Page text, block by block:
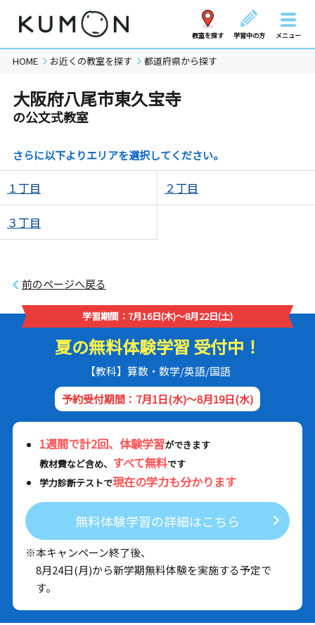
教室を探す 学習中の方 メニュー
HOME お近くの教室を探す 都道府県から探す
大阪府八尾市東久宝寺
の公文式教室
さらに以下よりエリアを選択してください。
１丁目 ２丁目
３丁目
前のページへ戻る
学習期間：7月16日(木)～8月22日(土)
夏の無料体験学習 受付中！
【教科】算数・数学/英語/国語
予約受付期間：7月1日(水)～8月19日(水)
1週間で計2回、体験学習ができます
教材費など含め、 すべて無料です
学力診断テストで現在の学力も分かります
無料体験学習の詳細はこちら
※本キャンペーン終了後、
8月24日(月)から新学期無料体験を実施する予定で
す。